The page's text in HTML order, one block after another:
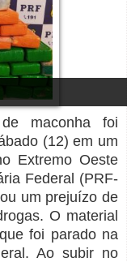
maconha foi
(12) em um
Extremo Oeste
Federal (PRF-
um prejuízo de
O material
foi parado na
Ao subir no